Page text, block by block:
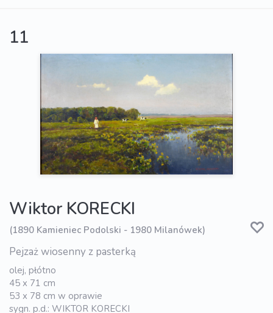
11
Wiktor KORECKI
(1890 Kamieniec Podolski - 1980 Milanówek)
Pejzaż wiosenny z pasterką
olej, płótno
45 x 71 cm
53 x 78 cm w oprawie
sygn. p.d.: WIKTOR KORECKI